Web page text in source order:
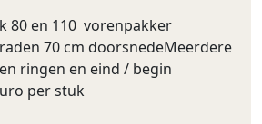
80 en 110 vorenpakker
70 cm doorsnedeMeerdere
ringen en eind / begin
per stuk